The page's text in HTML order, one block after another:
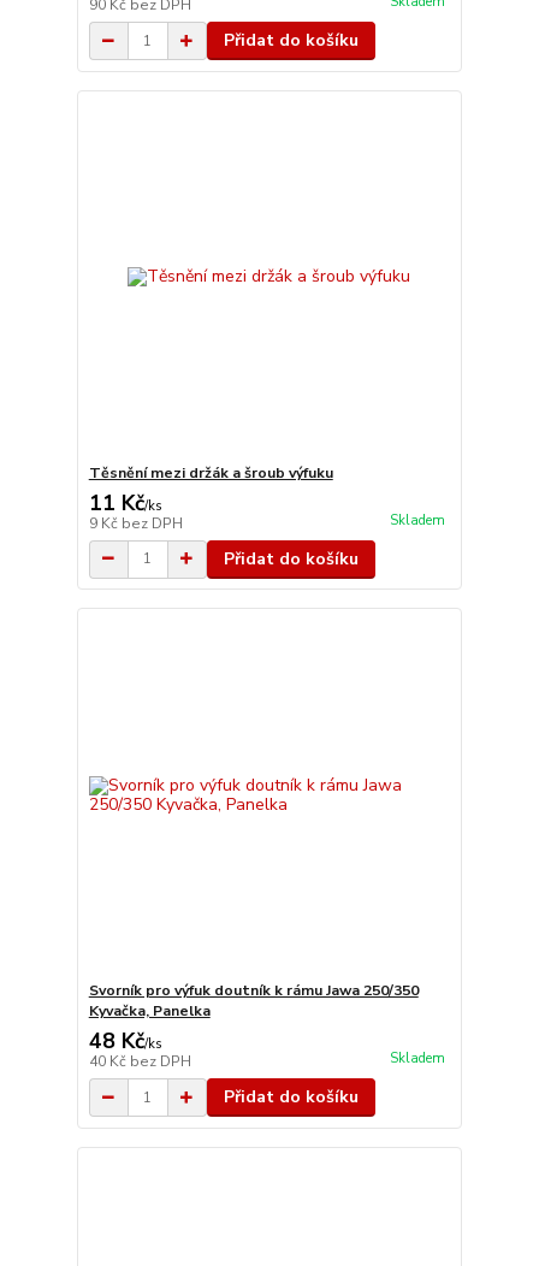
90 Kč bez DPH
Přidat do košíku
Těsnění mezi držák a šroub výfuku
11 Kč/ks
9 Kč bez DPH Skladem
Přidat do košíku
Svorník pro výfuk doutník k rámu Jawa 250/350
Kyvačka, Panelka
48 Kč/ks
40 Kč bez DPH Skladem
Přidat do košíku